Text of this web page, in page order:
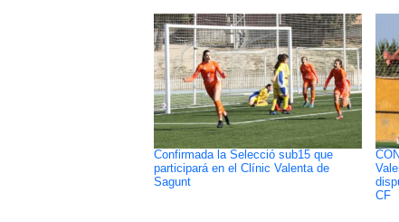
Confirmada la Selecció sub15 que
participará en el Clínic Valenta de
Sagunt
CF